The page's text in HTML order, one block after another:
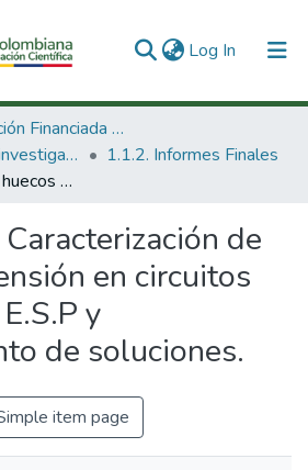
Log In (current)
1. Investigación Financiada con Recursos Públicos
1.1 Productos de investigación
1.1.2. Informes Finales
Caracterización de huecos de tensión en circuitos de Codensa E.S.P y planteamiento de soluciones.
Caracterización de
en circuitos
y
de soluciones.
item page